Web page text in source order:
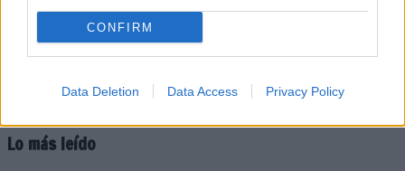
CONFIRM
Data Deletion Data Access Privacy Policy
Lo más leído